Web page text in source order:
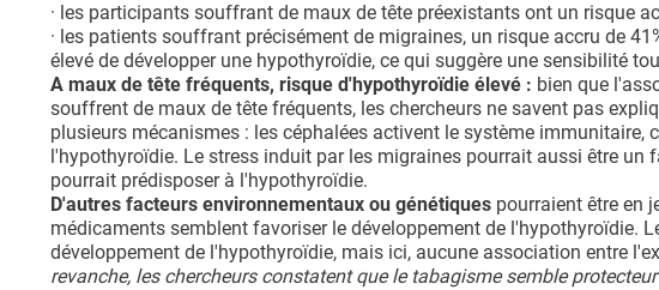
· les participants souffrant de maux de tête préexistants ont un risque
· les patients souffrant précisément de migraines, un risque accru de
élevé de développer une hypothyroïdie, ce qui suggère une sensibilité
A maux de tête fréquents, risque d'hypothyroïdie élevé : bien que
souffrent de maux de tête fréquents, les chercheurs ne savent pas
plusieurs mécanismes : les céphalées activent le système immunitaire,
l'hypothyroïdie. Le stress induit par les migraines pourrait aussi être
pourrait prédisposer à l'hypothyroïdie.
D'autres facteurs environnementaux ou génétiques pourraient être en
médicaments semblent favoriser le développement de l'hypothyroïdie.
développement de l'hypothyroïdie, mais ici, aucune association entre
revanche, les chercheurs constatent que le tabagisme semble